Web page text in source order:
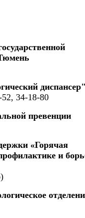
34-18-80
превенции
«Горячая
и